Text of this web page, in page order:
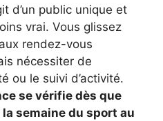
d’un public unique et
vrai. Vous glissez
rendez-vous
nécessiter de
ou le suivi d’activité.
se vérifie dès que
semaine du sport au